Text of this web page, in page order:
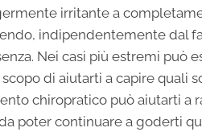
irritante a
indipendentemente dal
Nei casi più estremi può
di aiutarti a capire quali
chiropratico può aiutarti a
poter continuare a goderti